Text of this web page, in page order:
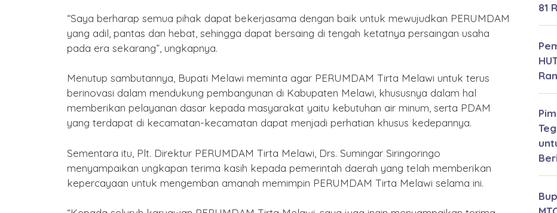
“Saya berharap semua pihak dapat bekerjasama dengan baik untuk mewujudkan PERUMDAM
yang adil, pantas dan hebat, sehingga dapat bersaing di tengah ketatnya persaingan usaha
pada era sekarang”, ungkapnya.
Menutup sambutannya, Bupati Melawi meminta agar PERUMDAM Tirta Melawi untuk terus
berinovasi dalam mendukung pembangunan di Kabupaten Melawi, khususnya dalam hal
memberikan pelayanan dasar kepada masyarakat yaitu kebutuhan air minum, serta PDAM
yang terdapat di kecamatan-kecamatan dapat menjadi perhatian khusus kedepannya.
Sementara itu, Plt. Direktur PERUMDAM Tirta Melawi, Drs. Sumingar Siringoringo
menyampaikan ungkapan terima kasih kepada pemerintah daerah yang telah memberikan
kepercayaan untuk mengemban amanah memimpin PERUMDAM Tirta Melawi selama ini.
81